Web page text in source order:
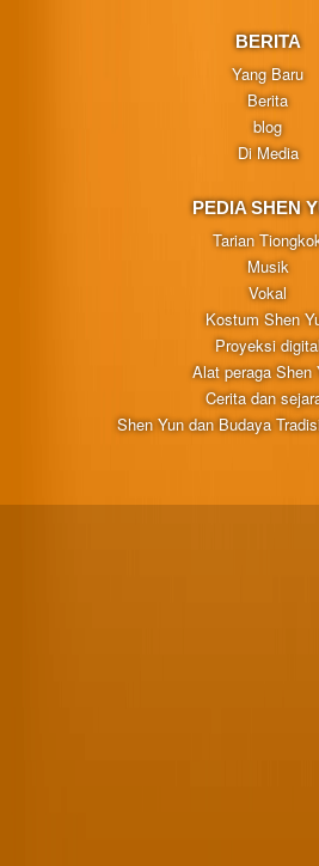
BERITA
Yang Baru
Berita
blog
Di Media
PEDIA SHEN
Tarian
Musik
Vokal
Kostum Shen
Proyeksi
Alat peraga Shen
Cerita dan
Shen Yun dan Budaya